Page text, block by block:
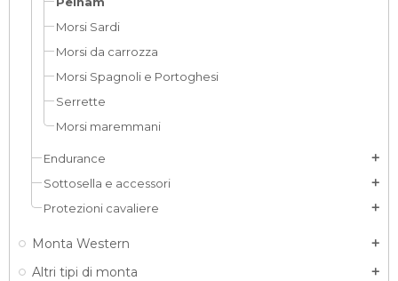
Morsi Sardi
Morsi da carrozza
Morsi Spagnoli e Portoghesi
Serrette
Morsi maremmani
Endurance add
Sottosella e accessori add
Protezioni cavaliere add
Monta Western add
Altri tipi di monta add